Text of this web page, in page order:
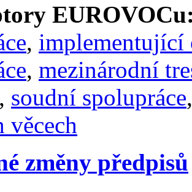
, implementující
, mezinárodní
, soudní spolupráce
věcech
změny předpisů